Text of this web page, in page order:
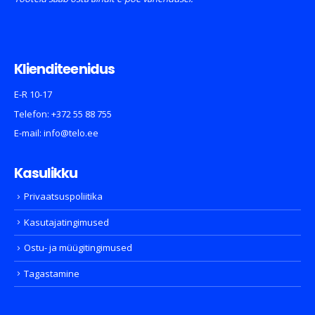
Klienditeenidus
E-R 10-17
Telefon: +372 55 88 755
E-mail: info@telo.ee
Kasulikku
Privaatsuspoliitika
Kasutajatingimused
Ostu- ja müügitingimused
Tagastamine